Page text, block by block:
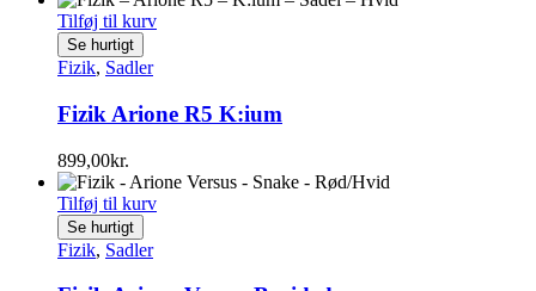
Tilføj til kurv
Se hurtigt
Fizik, Sadler
Fizik Arione R5 K:ium
899,00kr.
Tilføj til kurv
Se hurtigt
Fizik, Sadler